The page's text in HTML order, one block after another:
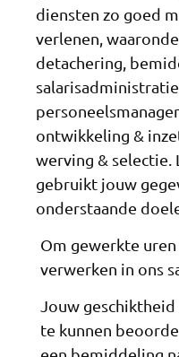
diensten zo goed
verlenen,
detachering,
salarisadministratie,
ontwikkeling &
werving & selectie.
gebruikt jouw
onderstaande
Om gewerkte
verwerken in ons
Jouw
te kunnen